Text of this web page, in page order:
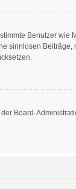
Benutzer wie
sinnlosen
Board-